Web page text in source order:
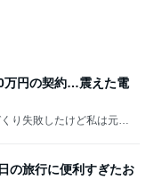
万円の契約…震えた電
り失敗したけど私は元気
の旅行に便利すぎたお